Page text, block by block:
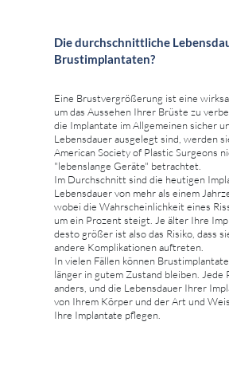
Die durchschnittliche
Brustimplantaten?
Eine Brustvergrößerung ist eine
um das Aussehen Ihrer Brüste zu
die Implantate im Allgemeinen sicher
Lebensdauer ausgelegt sind, werden
American Society of Plastic Surgeons
"lebenslange Geräte" betrachtet.
Im Durchschnitt sind die heutigen
Lebensdauer von mehr als einem
wobei die Wahrscheinlichkeit eines
um ein Prozent steigt. Je älter Ihre
desto größer ist also das Risiko, dass
andere Komplikationen auftreten.
In vielen Fällen können
länger in gutem Zustand bleiben. Jede
anders, und die Lebensdauer Ihrer
von Ihrem Körper und der Art und
Ihre Implantate pflegen.